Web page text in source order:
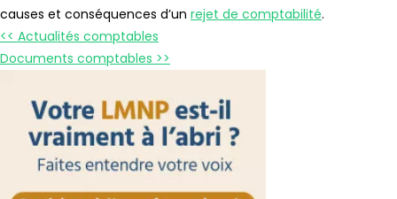
causes et conséquences d’un rejet de comptabilité.
<< Actualités comptables
Documents comptables >>